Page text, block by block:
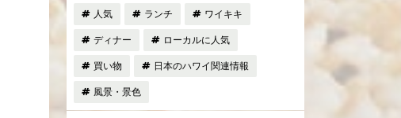
人気 ランチ ワイキキ
ディナー ローカルに人気
買い物 日本のハワイ関連情報
風景・景色